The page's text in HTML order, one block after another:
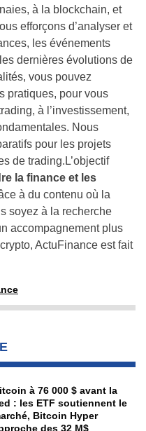
à la blockchain, et
efforçons d’analyser et
les événements
dernières évolutions de
vous pouvez
pratiques, pour vous
à l’investissement,
Nous
pour les projets
de trading.L’objectif
la finance et les
à du contenu où la
soyez à la recherche
accompagnement plus
ActuFinance est fait
à 76 000 $ avant la
: les ETF soutiennent le
Bitcoin Hyper
des 32 M$